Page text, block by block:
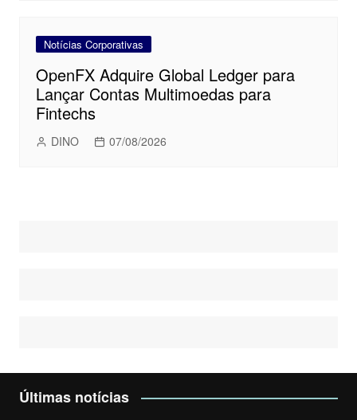
Notícias Corporativas
OpenFX Adquire Global Ledger para
Lançar Contas Multimoedas para
Fintechs
DINO 07/08/2026
Últimas notícias